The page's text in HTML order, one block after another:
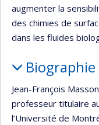
augmenter la
des chimies de
dans les fluides
Biographie
Jean-François
professeur titulaire
l’Université de